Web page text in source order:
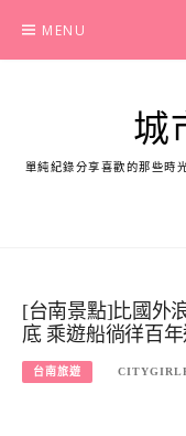
content
MENU
城
單純紀錄分享喜歡的那些時
[台南景點]比國外
底 乘遊船徜徉百
台南旅遊